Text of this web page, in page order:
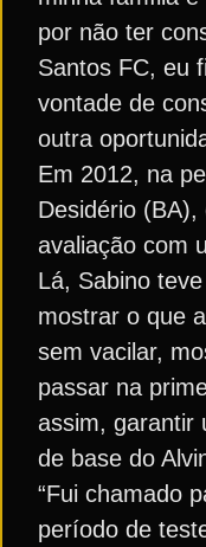
por não ter
Santos FC, eu
vontade de
outra
Em 2012, na
Desidério
avaliação com
Lá, Sabino
mostrar o que
sem vacilar,
passar na
assim, garantir
de base do
“Fui chamado
período de